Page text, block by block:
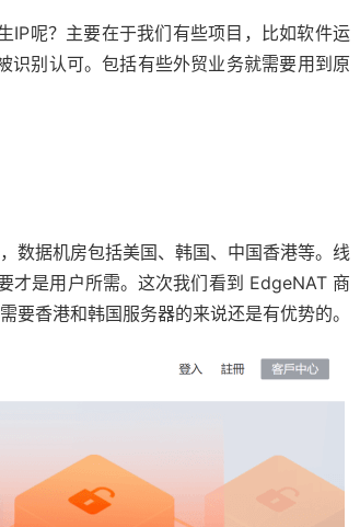
IP呢？主要在于我们有些项目，比如软件运
识别认可。包括有些外贸业务就需要用到原
数据机房包括美国、韩国、中国香港等。线
才是用户所需。这次我们看到 EdgeNAT 商
香港和韩国服务器的来说还是有优势的。